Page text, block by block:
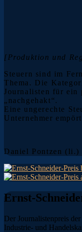
[Produktion und
Steuern sind im
Thema. Die
Journalisten für ein
„nachgehakt“.
Eine ungerechte
Unternehmer
Daniel Pontzen (li.)
Ernst-
Der Journalistenpreis
Industrie- und